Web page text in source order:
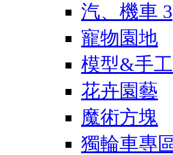
汽、機車 3
寵物園地
模型&手
花卉園藝
魔術方塊
獨輪車專